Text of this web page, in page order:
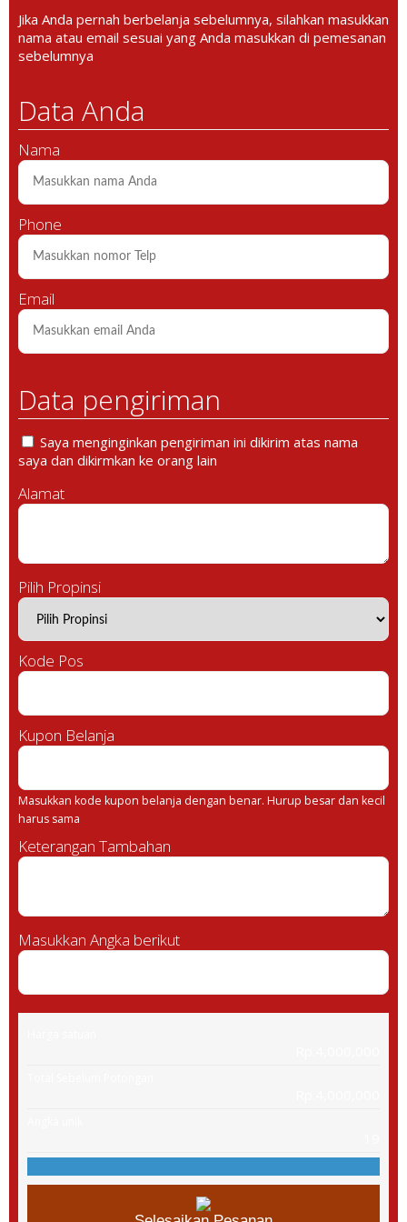
Jika Anda pernah berbelanja sebelumnya, silahkan masukkan
nama atau email sesuai yang Anda masukkan di pemesanan
sebelumnya
Data Anda
Nama
Phone
Email
Data pengiriman
Saya menginginkan pengiriman ini dikirim atas nama
saya dan dikirmkan ke orang lain
Alamat
Pilih Propinsi
Kode Pos
Kupon Belanja
Masukkan kode kupon belanja dengan benar. Hurup besar dan kecil
harus sama
Keterangan Tambahan
Masukkan Angka berikut